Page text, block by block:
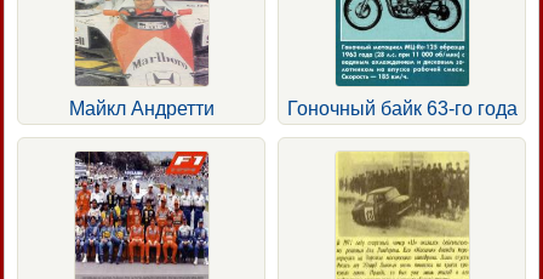
Майкл Андретти Гоночный байк 63-го года